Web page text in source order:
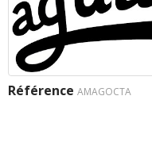
Référence AMAGOCTA